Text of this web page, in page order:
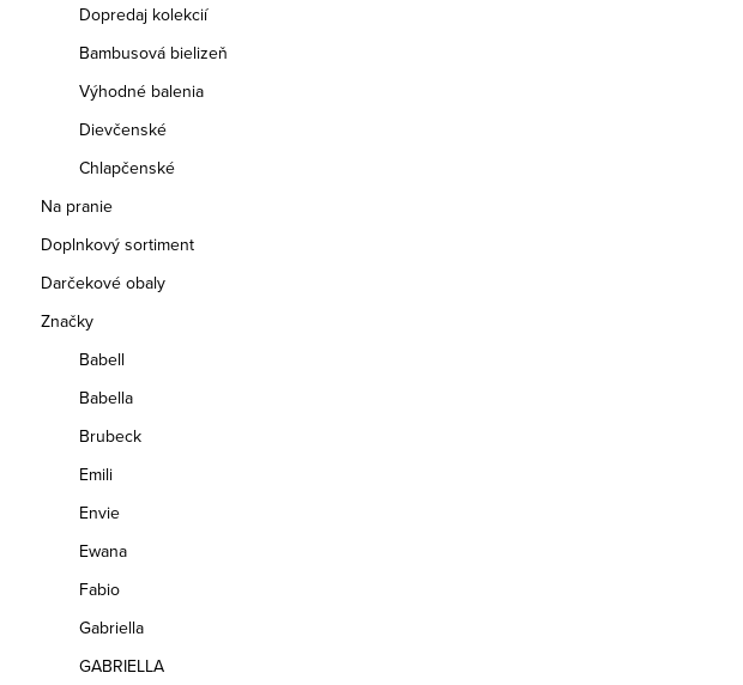
Dopredaj kolekcií
Bambusová bielizeň
Výhodné balenia
Dievčenské
Chlapčenské
Na pranie
Doplnkový sortiment
Darčekové obaly
Značky
Babell
Babella
Brubeck
Emili
Envie
Ewana
Fabio
Gabriella
GABRIELLA